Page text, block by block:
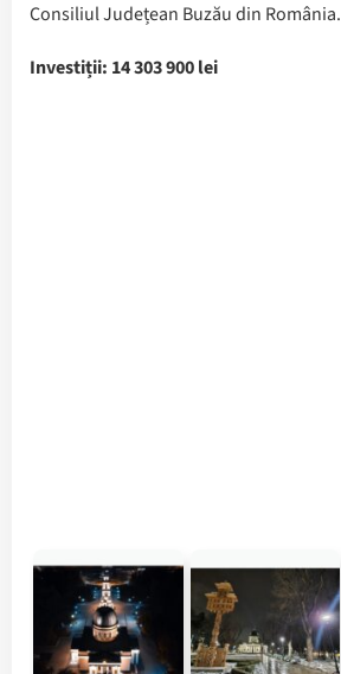
Consiliul Județean Buzău din România.
Investiții: 14 303 900 lei